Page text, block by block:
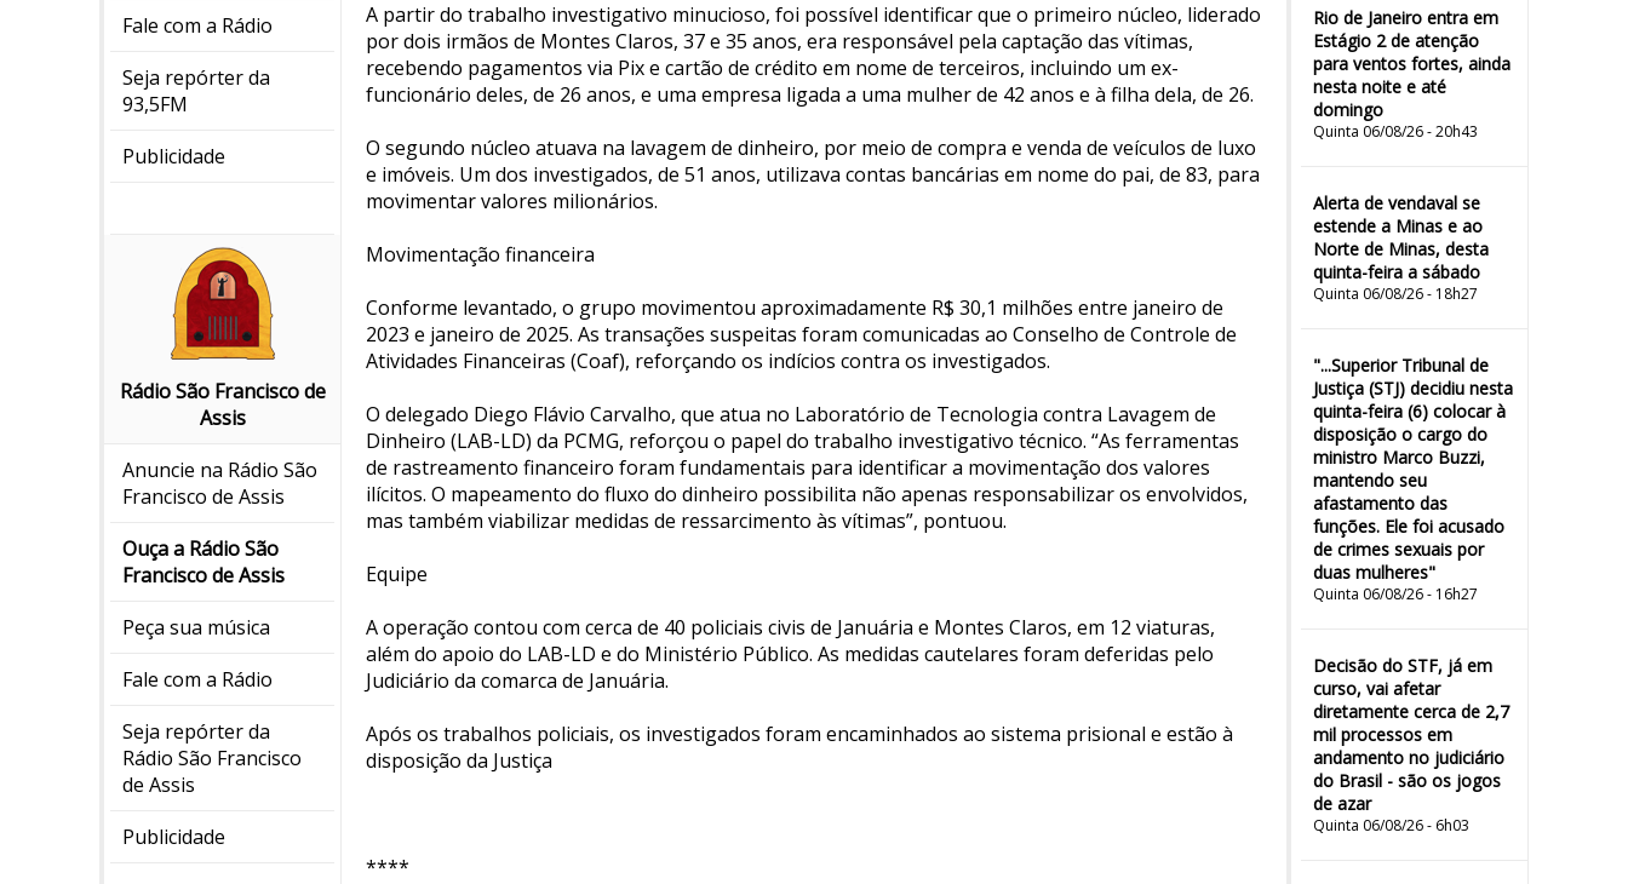
Fale com a Rádio
Seja repórter da
93,5FM
Publicidade
Rádio São Francisco de
Assis
Anuncie na Rádio São
Francisco de Assis
Ouça a Rádio São
Francisco de Assis
Peça sua música
Fale com a Rádio
Seja repórter da
Rádio São Francisco
de Assis
Publicidade
Rio de Janeiro entra em
Estágio 2 de atenção
para ventos fortes, ainda
nesta noite e até
domingo
Quinta 06/08/26 - 20h43
Alerta de vendaval se
estende a Minas e ao
Norte de Minas, desta
quinta-feira a sábado
Quinta 06/08/26 - 18h27
"...Superior Tribunal de
Justiça (STJ) decidiu nesta
quinta-feira (6) colocar à
disposição o cargo do
ministro Marco Buzzi,
mantendo seu
afastamento das
funções. Ele foi acusado
de crimes sexuais por
duas mulheres"
Quinta 06/08/26 - 16h27
Decisão do STF, já em
curso, vai afetar
diretamente cerca de 2,7
mil processos em
andamento no judiciário
do Brasil - são os jogos
de azar
Quinta 06/08/26 - 6h03
A partir do trabalho investigativo minucioso, foi possível identificar que o primeiro núcleo, liderado
por dois irmãos de Montes Claros, 37 e 35 anos, era responsável pela captação das vítimas,
recebendo pagamentos via Pix e cartão de crédito em nome de terceiros, incluindo um ex-
funcionário deles, de 26 anos, e uma empresa ligada a uma mulher de 42 anos e à filha dela, de 26.
O segundo núcleo atuava na lavagem de dinheiro, por meio de compra e venda de veículos de luxo
e imóveis. Um dos investigados, de 51 anos, utilizava contas bancárias em nome do pai, de 83, para
movimentar valores milionários.
Movimentação financeira
Conforme levantado, o grupo movimentou aproximadamente R$ 30,1 milhões entre janeiro de
2023 e janeiro de 2025. As transações suspeitas foram comunicadas ao Conselho de Controle de
Atividades Financeiras (Coaf), reforçando os indícios contra os investigados.
O delegado Diego Flávio Carvalho, que atua no Laboratório de Tecnologia contra Lavagem de
Dinheiro (LAB-LD) da PCMG, reforçou o papel do trabalho investigativo técnico. “As ferramentas
de rastreamento financeiro foram fundamentais para identificar a movimentação dos valores
ilícitos. O mapeamento do fluxo do dinheiro possibilita não apenas responsabilizar os envolvidos,
mas também viabilizar medidas de ressarcimento às vítimas”, pontuou.
Equipe
A operação contou com cerca de 40 policiais civis de Januária e Montes Claros, em 12 viaturas,
além do apoio do LAB-LD e do Ministério Público. As medidas cautelares foram deferidas pelo
Judiciário da comarca de Januária.
Após os trabalhos policiais, os investigados foram encaminhados ao sistema prisional e estão à
disposição da Justiça
****